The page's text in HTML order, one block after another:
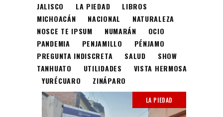
JALISCO
LA PIEDAD
LIBROS
MICHOACÁN
NACIONAL
NATURALEZA
NOSCE TE IPSUM
NUMARÁN
OCIO
PANDEMIA
PENJAMILLO
PÉNJAMO
PREGUNTA INDISCRETA
SALUD
SHOW
TANHUATO
UTILIDADES
VISTA HERMOSA
YURÉCUARO
ZINÁPARO
LA PIEDAD